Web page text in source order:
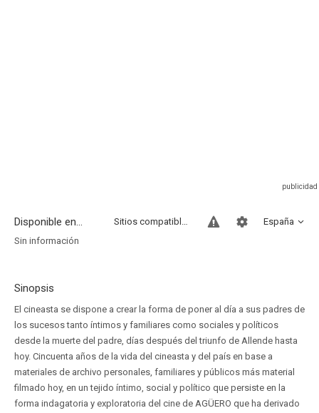
Disponible en... España
Sitios compatibles
Sin información
Sinopsis
El cineasta se dispone a crear la forma de poner al día a sus padres de
los sucesos tanto íntimos y familiares como sociales y políticos
desde la muerte del padre, días después del triunfo de Allende hasta
hoy. Cincuenta años de la vida del cineasta y del país en base a
materiales de archivo personales, familiares y públicos más material
filmado hoy, en un tejido íntimo, social y político que persiste en la
forma indagatoria y exploratoria del cine de AGÜERO que ha derivado